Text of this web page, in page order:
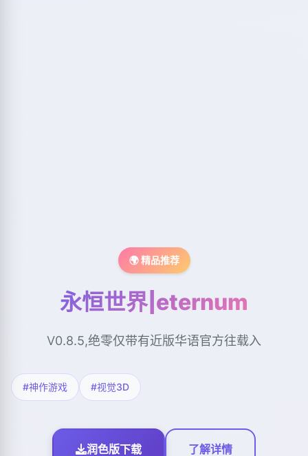
🌍 精品推荐
永恒世界|eternum
V0.8.5,绝零仅带有近版华语官方往载入
#神作游戏 #视觉3D
润色版下载 了解详情